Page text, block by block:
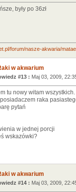
były po 36zł
forum/nasze-akwaria/
w akwarium
#13 : Maj 03, 2009,
tu nowy witam wszystkich.
raka
pytań
w jednej porcji
wskazówki?
w akwarium
#14 : Maj 03, 2009,